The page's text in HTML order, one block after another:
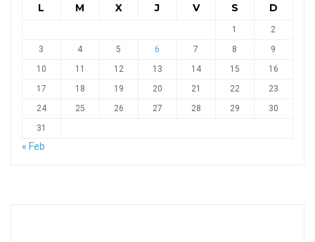
L M X J V S D
1
2
3
4 5 6 7 8
9
10
11 12 13 14 15
16
17
18 19 20 21 22
23
24
25 26 27 28 29
30
31
« Feb